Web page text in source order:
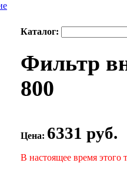
Каталог:
Фильтр
800
Цена: 6331 руб.
В настоящее время этого